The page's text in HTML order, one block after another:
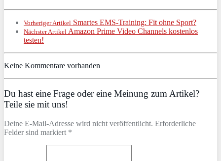
Vorheriger Artikel Smartes EMS-Training: Fit ohne Sport?
Nächster Artikel Amazon Prime Video Channels kostenlos
testen!
Keine Kommentare vorhanden
Du hast eine Frage oder eine Meinung zum Artikel?
Teile sie mit uns!
Deine E-Mail-Adresse wird nicht veröffentlicht. Erforderliche
Felder sind markiert *